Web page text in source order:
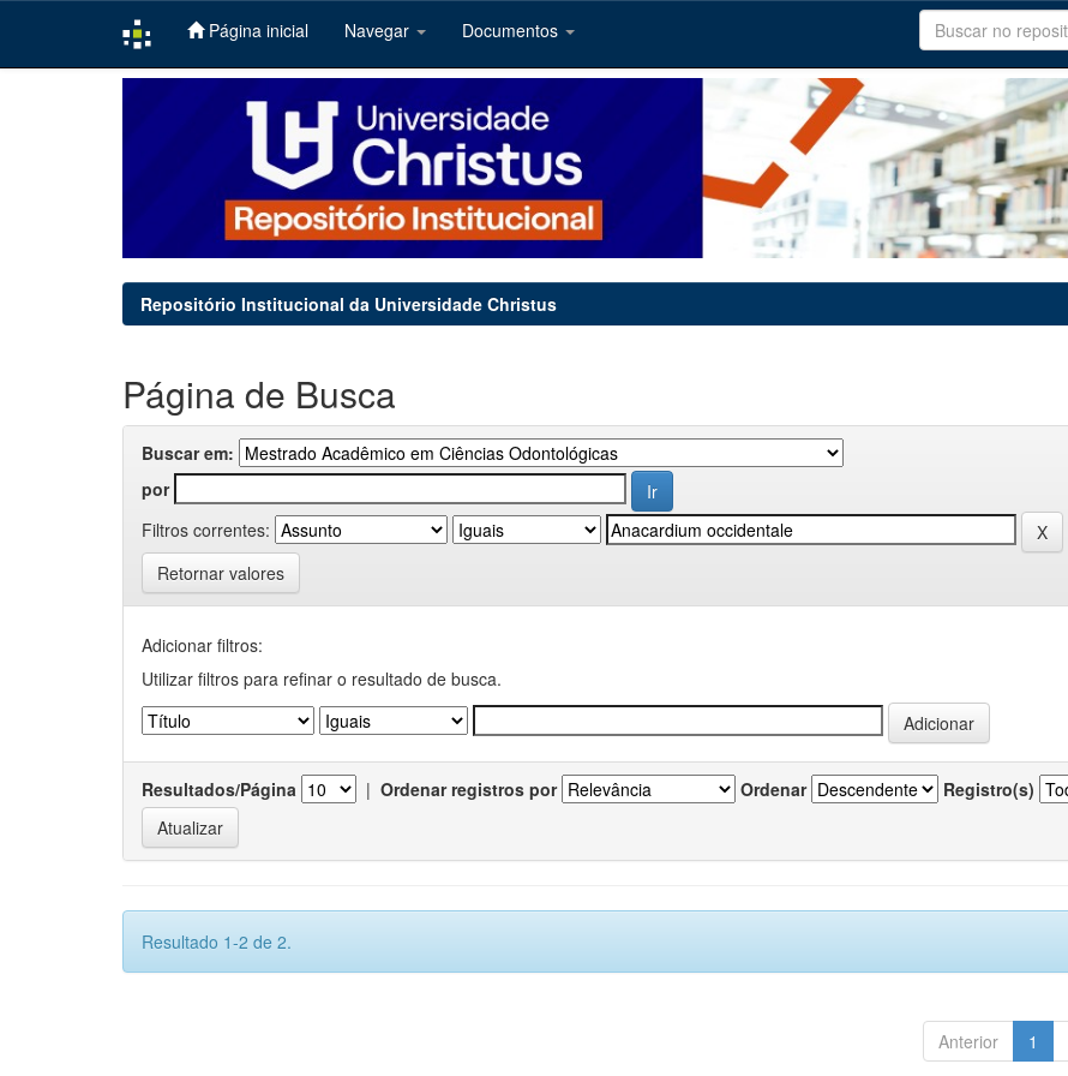
Página inicial Navegar Documentos
Repositório Institucional da Universidade Christus
Página de Busca
Buscar em:
por
Filtros correntes:
Retornar valores
Adicionar filtros:
Utilizar filtros para refinar o resultado de busca.
Resultados/Página | Ordenar registros por Ordenar Registro(s)
Resultado 1-2 de 2.
Anterior 1